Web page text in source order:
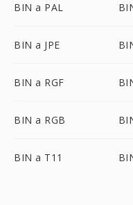
BIN a PAL
BIN a JPE
BIN a RGF
BIN a RGB
BIN a T11